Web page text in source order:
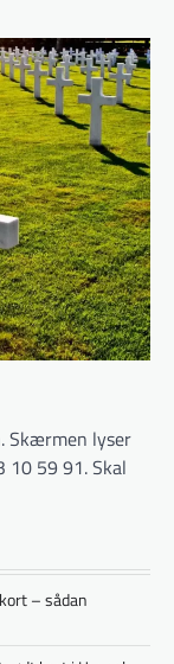
Skærmen lyser
10 59 91. Skal
– sådan